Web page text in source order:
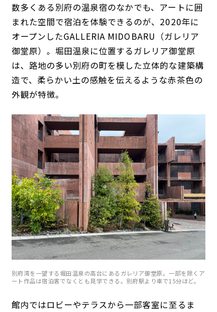
数多くある別府の温泉宿のなかでも、アートに囲
まれた空間で宿泊を体験できるのが、2020年に
オープンしたGALLERIA MIDOBARU（ガレリア
御堂原）。堀田温泉に位置するガレリア御堂原
は、路地の多い別府の町を模した立体的な建築構
造で、柔らかい土の感触を伝えるような赤茶色の
外観が特徴。
別府湾を一望する堀田温泉の高台にあるガレリア御堂原。一部を除くア
ート作品は宿泊客でなくとも見学できる。別府駅より車で15分ほど。
館内ではロビーやテラスから一部客室に至るま